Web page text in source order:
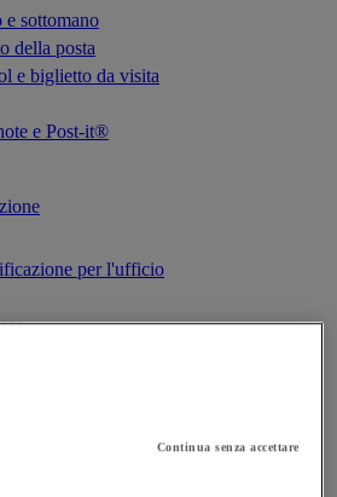
e sottomano
della posta
e biglietto da visita
e Post-it®
per l'ufficio
Continua senza accettare